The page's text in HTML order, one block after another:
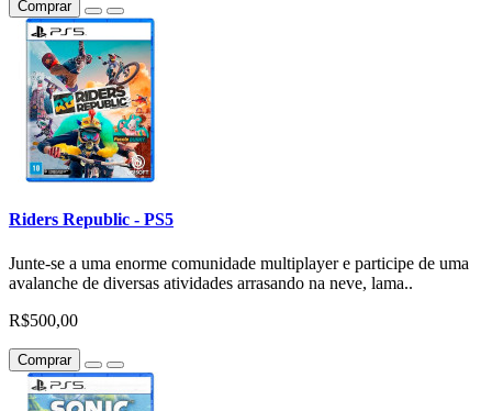
Comprar
Riders Republic - PS5
Junte-se a uma enorme comunidade multiplayer e participe de uma
avalanche de diversas atividades arrasando na neve, lama..
R$500,00
Comprar